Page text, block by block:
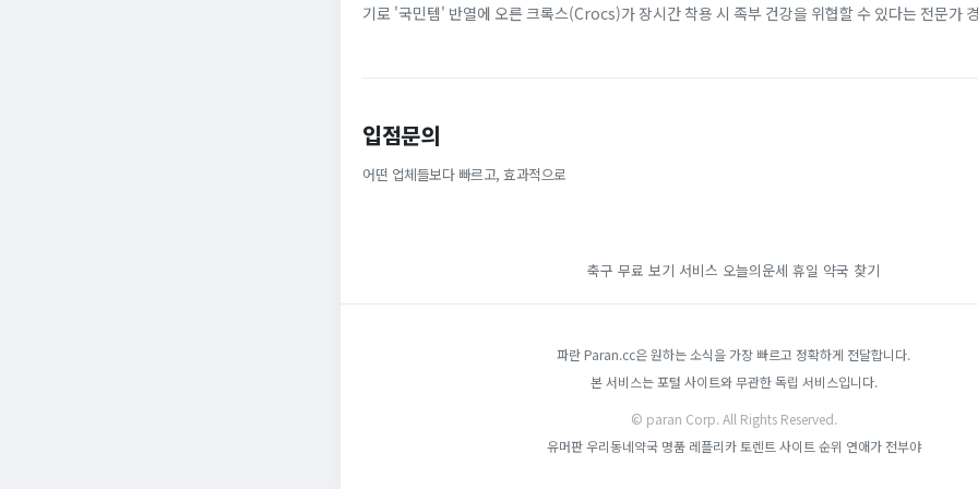
기로 '국민템' 반열에 오른 크록스(Crocs)가 장시간 착용 시 족부 건강을 위협할 수 있다는 전문가 경
입점문의
어떤 업체들보다 빠르고, 효과적으로
축구 무료 보기 서비스 오늘의운세 휴일 약국 찾기
파란 Paran.cc은 원하는 소식을 가장 빠르고 정확하게 전달합니다.
본 서비스는 포털 사이트와 무관한 독립 서비스입니다.
© paran Corp. All Rights Reserved.
유머판 우리동네약국 명품 레플리카토렌트 사이트 순위 연애가 전부야